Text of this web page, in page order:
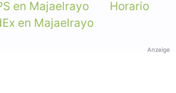
en Majaelrayo
Horario
en Majaelrayo
Anzeige